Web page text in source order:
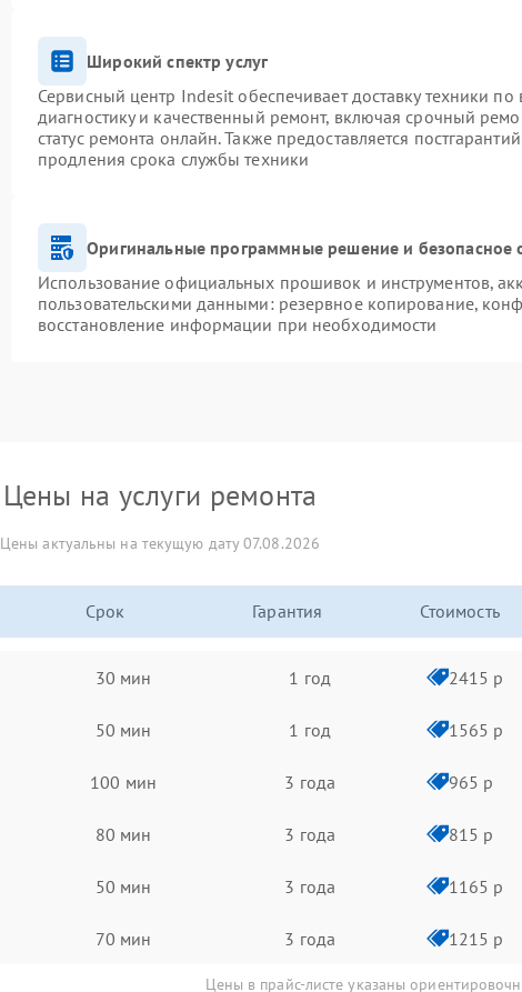
Широкий спектр услуг
Сервисный центр Indesit обеспечивает доставку техники
диагностику и качественный ремонт, включая срочный
статус ремонта онлайн. Также предоставляется
продления срока службы техники
Оригинальные программные решение и безопасное
Использование официальных прошивок и инструментов,
пользовательскими данными: резервное копирование,
восстановление информации при необходимости
Цены на услуги ремонта
Цены актуальны на текущую дату 07.08.2026
Срок Гарантия Стоимость
30 мин 1 год 2415 р
50 мин 1 год 1565 р
100 мин 3 года 965 р
80 мин 3 года 815 р
50 мин 3 года 1165 р
70 мин 3 года 1215 р
Цены в прайс-листе указаны